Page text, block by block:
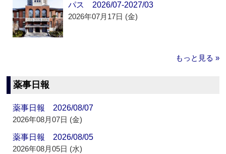
パス 2026/07-2027/03
2026年07月17日 (金)
もっと見る »
薬事日報
薬事日報 2026/08/07
2026年08月07日 (金)
薬事日報 2026/08/05
2026年08月05日 (水)